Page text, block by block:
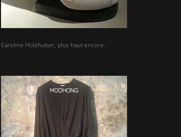
Caroline Holzhuber, plus haut encore.